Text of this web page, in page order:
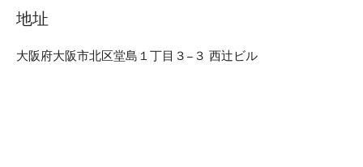
验，更是在品味料理的同时，感受店家对于食材品质与烹饪技
艺的坚持，绝对能满足你对美食的挑剔味蕾。
虽然「IBERICO-YA 伊比利屋」以其顶级伊比利猪料理闻名，
地址
大阪府大阪市北区堂島１丁目３−３ 西辻ビル